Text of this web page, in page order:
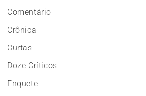
Comentário
Crônica
Curtas
Doze Críticos
Enquete